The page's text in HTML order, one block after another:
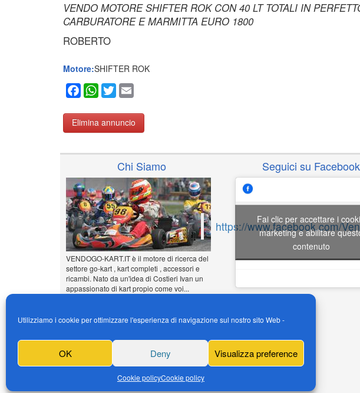
Utilizziamo i cookie per ottimizzare l'esperienza di navigazione sul nostro sito Web -
OK Deny Visualizza preference
Cookie policyCookie policy
VENDO MOTORE SHIFTER ROK CON 40 LT TOTALI IN
CARBURATORE E MARMITTA EURO 1800
ROBERTO
Motore:SHIFTER ROK
Facebook
WhatsApp
Twitter
Elimina annuncio
Chi Siamo
VENDOGO-KART.IT è il motore di ricerca del
settore go-kart , kart completi , accessori e
ricambi. Nato da un'idea di Costieri Ivan un
appassionato di kart propio come voi...
Inserisci il tuo annuncio
News
Seguici su Facebook
https://www.facebook.com/
Fai clic per accettare i
marketing e abilitare
contenuto